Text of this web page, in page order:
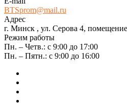
BTSprom@mail.ru
Адрес
г. Минск , ул. Серова 4,
Режим работы
Пн. – Четв.: с 9:00 до 17:00
Пн. – Пятн.: с 9:00 до 16:00